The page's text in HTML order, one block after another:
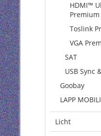
HDMI™
Premium
Toslink
VGA
SAT
USB Sync
Goobay
LAPP
Licht